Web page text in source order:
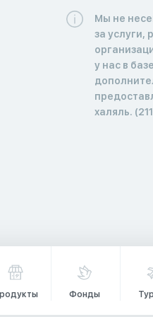
Мы не
за услуги,
у нас в
халяль.
Фонды